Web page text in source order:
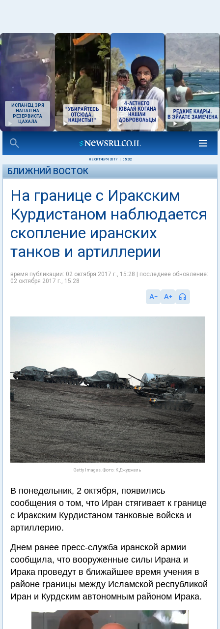
ИСПАНЕЦ ЗРЯ
НАПАЛ НА
РЕЗЕРВИСТА
ЦАХАЛА
02 ОКТЯБРЯ 2017 05:32
БЛИЖНИЙ ВОСТОК
На границе с Иракским
Курдистаном наблюдается
скопление иранских
танков и артиллерии
время публикации: 02 октября 2017 г., 15:28 | последнее обновление:
02 октября 2017 г., 15:28
Getty Images. Фото: К.Джуджель
В понедельник, 2 октября, появились
сообщения о том, что Иран стягивает к границе
с Иракским Курдистаном танковые войска и
артиллерию.
Днем ранее пресс-служба иранской армии
сообщила, что вооруженные силы Ирана и
Ирака проведут в ближайшее время учения в
районе границы между Исламской республикой
Иран и Курдским автономным районом Ирака.